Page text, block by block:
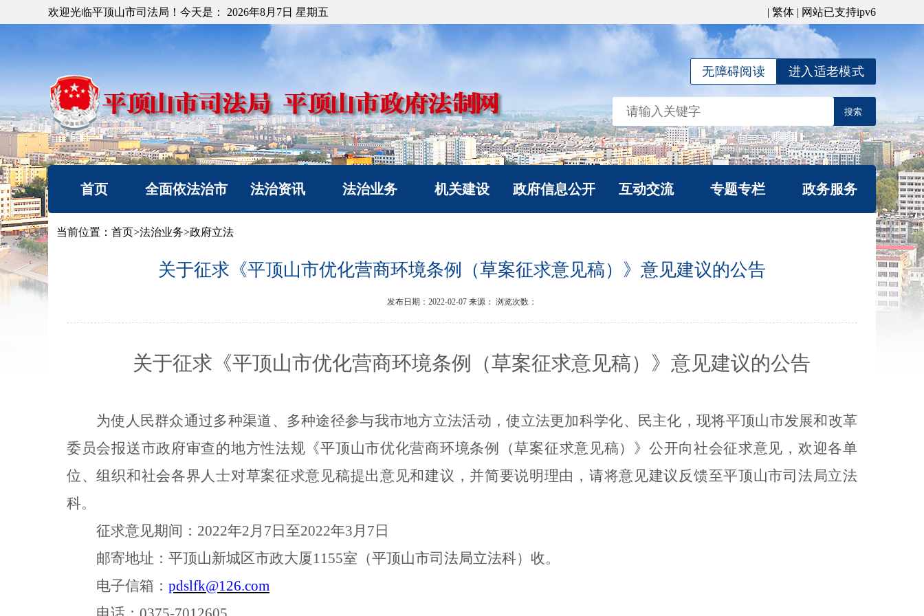
欢迎光临平顶山市司法局！今天是： 2026年8月7日 星期五 | 繁体 | 网站已支持ipv6
进入适老模式
无障碍阅读
首页 全面依法治市
机构简介
法治热点
法治资讯
以案释法
法治业务
人民调解
党政机关法律顾问
法律援助
社区矫正
法律职业资格考试
机关建设
典型风采
政府信息公开
政府信息公开年度报
互动交流
我要咨询
专题专栏
栏
政务服务
当前位置： 首页>法治业务>政府立法
关于征求《平顶山市优化营商环境条例（草案征求意见稿）》意见建议的公告
发布日期：2022-02-07 来源： 浏览次数：
关于征求《平顶山市优化营商环境条例（草案征求意见稿） 》意见建议的公告
为使人民群众通过多种渠道、多种途径参与我市地方立法活动，使立法更加科学化、民主化，现将平顶山市发展和改革
委员会报送市政府审查的地方性法规 《平顶山市优化营商环境条例（草案征求意见稿） 》公开向社会征求意见，欢迎各单
位、组织和社会各界人士对草案征求意见稿提出意见和建议，并简要说明理由，请将意见建议反馈至平顶山市司法局立法
科。
征求意见期间： 2022年2月 7 日至2022年3月 7 日
邮寄地址：平顶山新城区市政大厦1155室（平顶山市司法局立法科）收。
电子信箱： pdslfk@126.com